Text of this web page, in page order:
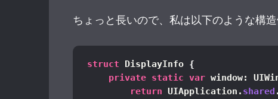
ちょっと長いので、私は以下のような構
struct DisplayInfo {
private static var window:
return UIApplication. shared .